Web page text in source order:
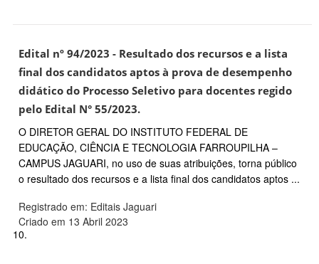
Edital nº 94/2023 - Resultado dos recursos e a lista
final dos candidatos aptos à prova de desempenho
didático do Processo Seletivo para docentes regido
pelo Edital N° 55/2023.
O DIRETOR GERAL DO INSTITUTO FEDERAL DE
EDUCAÇÃO, CIÊNCIA E TECNOLOGIA FARROUPILHA –
CAMPUS JAGUARI, no uso de suas atribuições, torna público
o resultado dos recursos e a lista final dos candidatos aptos ...
Registrado em: Editais Jaguari
Criado em 13 Abril 2023
10.